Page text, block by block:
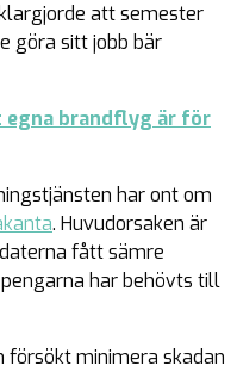
att semester
göra sitt jobb bär
brandflyg är för
har ont om
. Huvudorsaken är
fått sämre
har behövts till
försökt minimera skadan